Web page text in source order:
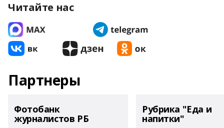
Читайте нас
Партнеры
Фотобанк
журналистов РБ
Рубрика "Еда и
напитки"